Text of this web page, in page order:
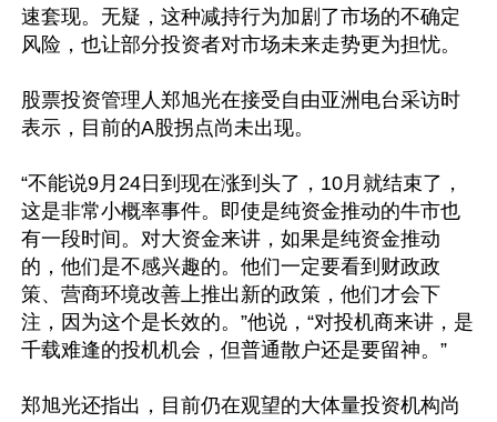
速套现。无疑，这种减持行为加剧了市场的不确定
风险，也让部分投资者对市场未来走势更为担忧。
股票投资管理人郑旭光在接受自由亚洲电台采访时
表示，目前的A股拐点尚未出现。
“不能说9月24日到现在涨到头了，10月就结束了，
这是非常小概率事件。即使是纯资金推动的牛市也
有一段时间。对大资金来讲，如果是纯资金推动
的，他们是不感兴趣的。他们一定要看到财政政
策、营商环境改善上推出新的政策，他们才会下
注，因为这个是长效的。”他说，“对投机商来讲，是
千载难逢的投机机会，但普通散户还是要留神。”
郑旭光还指出，目前仍在观望的大体量投资机构尚